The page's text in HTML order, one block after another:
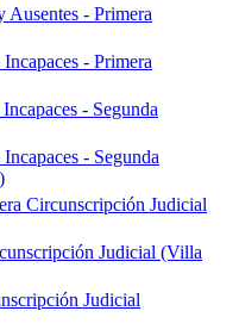
Ausentes - Primera
- Primera
- Segunda
- Segunda
Circunscripción Judicial
Judicial (Villa
Judicial